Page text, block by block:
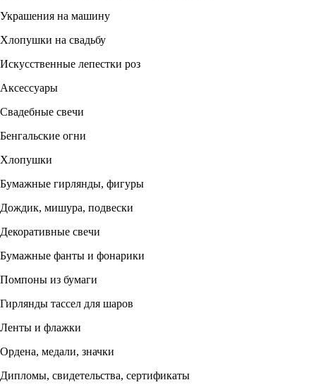
Украшения на машину
Хлопушки на свадьбу
Искусственные лепестки роз
Аксессуары
Свадебные свечи
Бенгальские огни
Хлопушки
Бумажные гирлянды, фигуры
Дождик, мишура, подвески
Декоративные свечи
Бумажные фанты и фонарики
Помпоны из бумаги
Гирлянды тассел для шаров
Ленты и флажки
Ордена, медали, значки
Дипломы, свидетельства, сертификаты